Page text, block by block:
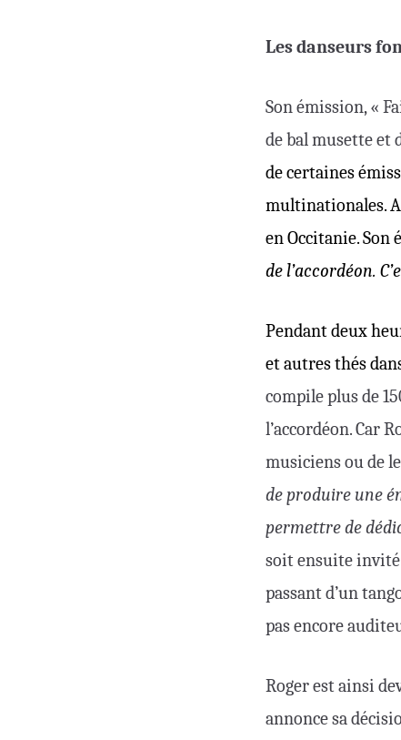
Les danseurs
Son émission, «
de bal musette et
de certaines
multinationales.
en Occitanie. Son
de l’accordéon.
Pendant deux
et autres thés
compile plus de
l’accordéon. Car
musiciens ou de
de produire une
permettre de
soit ensuite invité
passant d’un
pas encore
Roger est ainsi
annonce sa